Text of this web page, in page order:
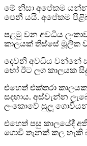
මේ නිසා අපේකම
පෙනී යයි. අපේකම
පළමු වන අවධිය
කාලයක් තිස්සේ මූලික
දෙවනි අවධිය වන්නේ
හෝ ඊට ලග කාලයක
එහෙත් එක්තරා
සදහාය. අස්වැන්න
ලංකාෙවේ සුලූ
එහෙත් පසු කාලයේදී
ගොවි තැනක් කල හැකි